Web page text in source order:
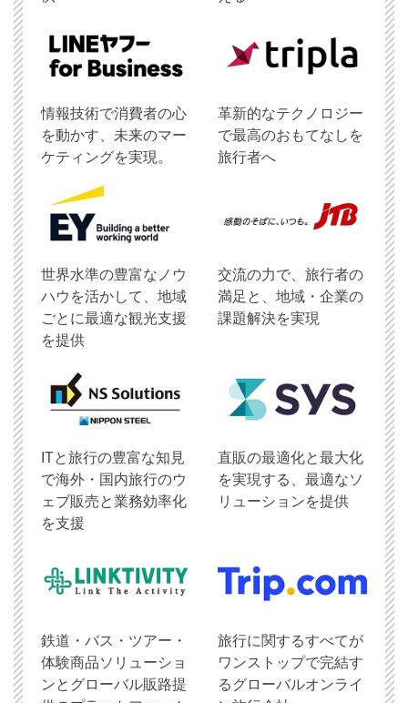
情報技術で消費者の心
を動かす、未来のマー
ケティングを実現。
革新的なテクノロジー
で最高のおもてなしを
旅行者へ
世界水準の豊富なノウ
ハウを活かして、地域
ごとに最適な観光支援
を提供
交流の力で、旅行者の
満足と、地域・企業の
課題解決を実現
ITと旅行の豊富な知見
で海外・国内旅行のウ
ェブ販売と業務効率化
を支援
直販の最適化と最大化
を実現する、最適なソ
リューションを提供
鉄道・バス・ツアー・
体験商品ソリューショ
ンとグローバル販路提
旅行に関するすべてが
ワンストップで完結す
るグローバルオンライ